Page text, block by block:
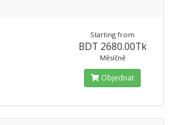
Starting from
BDT 2680.00Tk
Měsíčně
Objednat